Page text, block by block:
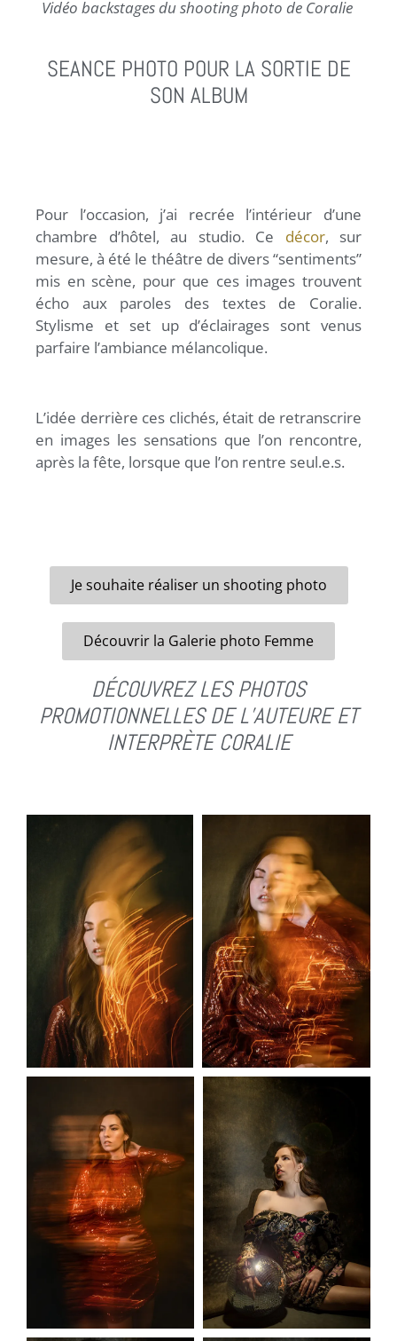
Vidéo backstages du shooting photo de Coralie
SEANCE PHOTO POUR LA SORTIE DE
SON ALBUM
Pour l’occasion, j’ai recrée l’intérieur d’une
chambre d’hôtel, au studio. Ce décor, sur
mesure, à été le théâtre de divers “sentiments”
mis en scène, pour que ces images trouvent
écho aux paroles des textes de Coralie.
Stylisme et set up d’éclairages sont venus
parfaire l’ambiance mélancolique.
L’idée derrière ces clichés, était de retranscrire
en images les sensations que l’on rencontre,
après la fête, lorsque que l’on rentre seul.e.s.
Je souhaite réaliser un shooting photo
Découvrir la Galerie photo Femme
DÉCOUVREZ LES PHOTOS
PROMOTIONNELLES DE L’AUTEURE ET
INTERPRÈTE CORALIE